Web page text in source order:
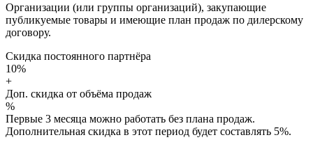
Организации (или группы организаций), закупающие
публикуемые товары и имеющие план продаж по дилерскому
договору.
Скидка постоянного партнёра
10%
+
Доп. скидка от объёма продаж
%
Первые 3 месяца можно работать без плана продаж.
Дополнительная скидка в этот период будет составлять 5%.